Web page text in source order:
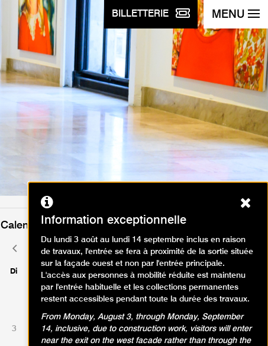
BILLETTERIE MENU
Calendrier des événements
mai 2026
Di Lu Ma Ve Sa
1 2
3 4 5 6 7 8 9
Mois
précédent
Mois
suivant
Information exceptionnelle
Du lundi 3 août au lundi 14 septembre inclus en raison
de travaux, l'entrée se fera à proximité de la sortie située
sur la façade ouest et non par l'entrée principale.
L'accès aux personnes à mobilité réduite est maintenu
par l'entrée habituelle et les collections permanentes
restent accessibles pendant toute la durée des travaux.
From Monday, August 3, through Monday, September
14, inclusive, due to construction work, visitors will enter
near the exit on the west facade rather than through the